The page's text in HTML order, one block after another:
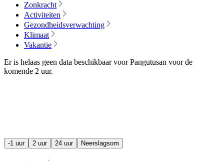
Zonkracht
Activiteiten
Gezondheidsverwachting
Klimaat
Vakantie
Er is helaas geen data beschikbaar voor Pangutusan voor de
komende 2 uur.
-1 uur 2 uur 24 uur Neerslagsom